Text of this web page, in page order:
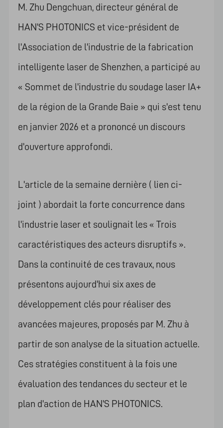
M. Zhu Dengchuan, directeur général de
HAN'S PHOTONICS et vice-président de
l'Association de l'industrie de la fabrication
intelligente laser de Shenzhen, a participé au
« Sommet de l'industrie du soudage laser IA+
de la région de la Grande Baie » qui s'est tenu
en janvier 2026 et a prononcé un discours
d'ouverture approfondi.
L'article de la semaine dernière ( lien ci-
joint ) abordait la forte concurrence dans
l'industrie laser et soulignait les « Trois
caractéristiques des acteurs disruptifs ».
Dans la continuité de ces travaux, nous
présentons aujourd'hui six axes de
développement clés pour réaliser des
avancées majeures, proposés par M. Zhu à
partir de son analyse de la situation actuelle.
Ces stratégies constituent à la fois une
évaluation des tendances du secteur et le
plan d'action de HAN'S PHOTONICS.